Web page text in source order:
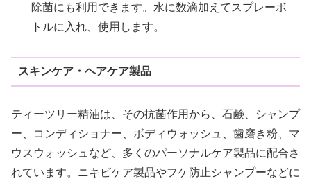
除菌にも利用できます。水に数滴加えてスプレーボ
トルに入れ、使用します。
スキンケア・ヘアケア製品
ティーツリー精油は、その抗菌作用から、石鹸、シャンプ
ー、コンディショナー、ボディウォッシュ、歯磨き粉、マ
ウスウォッシュなど、多くのパーソナルケア製品に配合さ
れています。ニキビケア製品やフケ防止シャンプーなどに